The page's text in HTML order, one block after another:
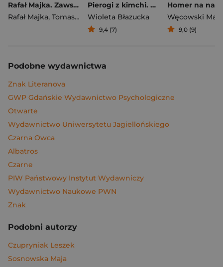
Rafał Majka. Zawsze z przodu. Rozmawia Tomasz Kalemba - książka z autografem
Rafał Majka, Tomasz Kalemba
Pierogi z kimchi. Moje ulubione azjatyckie przepisy
Wioleta Błazucka
9,4 (7)
Węcowski
9,0 (9)
Podobne wydawnictwa
Znak Literanova
GWP Gdańskie Wydawnictwo Psychologiczne
Otwarte
Wydawnictwo Uniwersytetu Jagiellońskiego
Czarna Owca
Albatros
Czarne
PIW Państwowy Instytut Wydawniczy
Wydawnictwo Naukowe PWN
Znak
Podobni autorzy
Czupryniak Leszek
Sosnowska Maja